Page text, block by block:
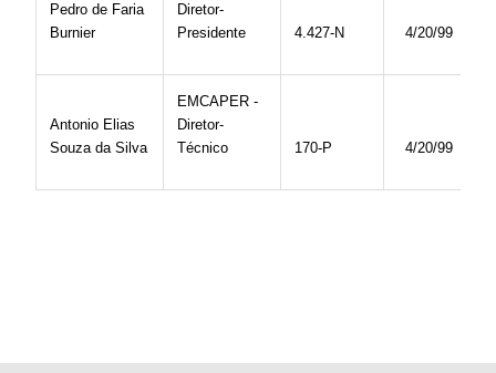
Pedro de Faria
Burnier
Diretor-
Presidente
4.427-N 4/20/99
Antonio Elias
Souza da Silva
EMCAPER -
Diretor-
Técnico
170-P 4/20/99